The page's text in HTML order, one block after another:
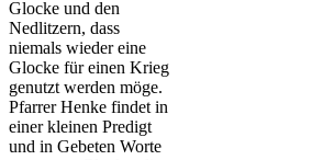
Glocke und den
Nedlitzern, dass
niemals wieder eine
Glocke für einen Krieg
genutzt werden möge.
Pfarrer Henke findet in
einer kleinen Predigt
und in Gebeten Worte